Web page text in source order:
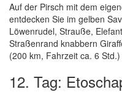
Auf der Pirsch mit dem
entdecken Sie im gelben
Löwenrudel, Strauße,
Straßenrand knabbern
(200 km, Fahrzeit ca. 6 Std.)
12. Tag: